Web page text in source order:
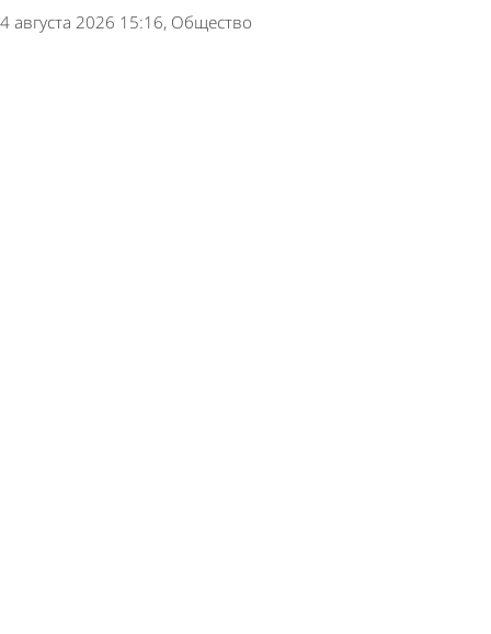
4 августа 2026 15:16 Общество